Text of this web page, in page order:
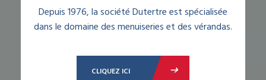
Depuis 1976, la société Dutertre est spécialisée
dans le domaine des menuiseries et des vérandas.
CLIQUEZ ICI